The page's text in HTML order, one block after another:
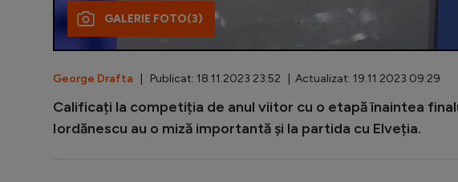
GALERIE FOTO(3)
George Drafta | Publicat: 18.11.2023 23:52 | Actualizat: 19.11.2023 09:29
Calificați la competiția de anul viitor cu o etapă înaintea
Iordănescu au o miză importantă și la partida cu Elveția.